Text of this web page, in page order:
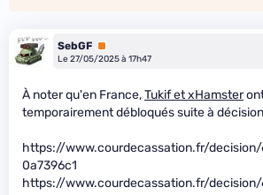
SebGF Premium
Le 27/05/2025 à 17h47
À noter qu'en France,Tukif et xHamster
temporairement débloqués suite à
https://www.courdecassation.fr/
0a7396c1
https://www.courdecassation.fr/